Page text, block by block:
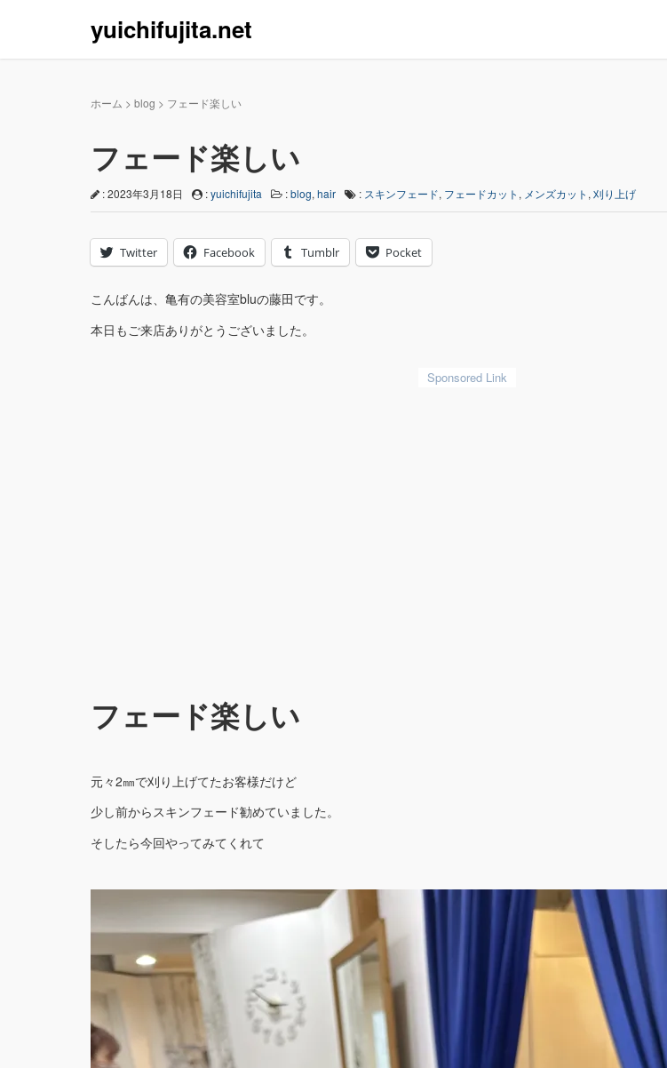
yuichifujita.net
ホーム > blog > フェード楽しい
フェード楽しい
: 2023年3月18日 :yuichifujita :blog, hair : スキンフェード, フェードカット , メンズカット , 刈り上げ
Twitter Facebook Tumblr Pocket
こんばんは、亀有の美容室bluの藤田です。
本日もご来店ありがとうございました。
フェード楽しい
元々2㎜で刈り上げてたお客様だけど
少し前からスキンフェード勧めていました。
そしたら今回やってみてくれて